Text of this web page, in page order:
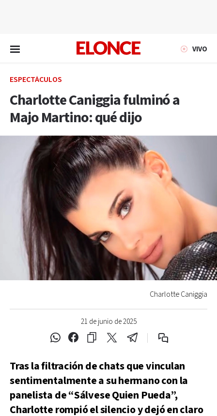
VIVO
ESPECTÁCULOS
Charlotte Caniggia fulminó a
Majo Martino: qué dijo
21 de junio de 2025
Charlotte Caniggia
Tras la filtración de chats que vinculan
sentimentalmente a su hermano con la
panelista de “Sálvese Quien Pueda”,
Charlotte rompió el silencio y dejó en claro